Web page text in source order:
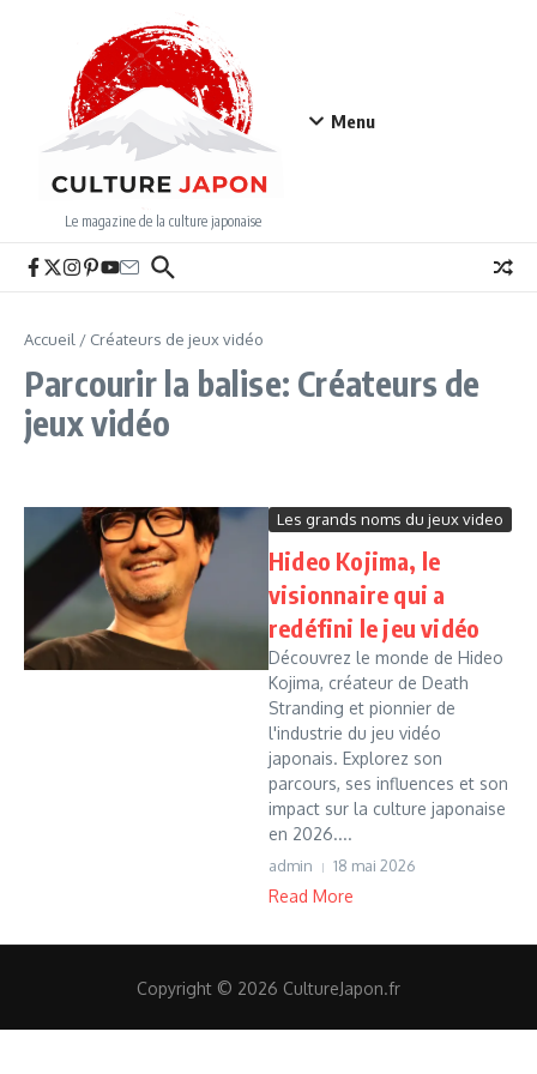
Le magazine de la culture japonaise
Menu
Accueil / Créateurs de jeux vidéo
Parcourir la balise: Créateurs de
jeux vidéo
Les grands noms du jeux video
Hideo Kojima, le
visionnaire qui a
redéfini le jeu vidéo
Découvrez le monde de Hideo
Kojima, créateur de Death
Stranding et pionnier de
l'industrie du jeu vidéo
japonais. Explorez son
parcours, ses influences et son
impact sur la culture japonaise
en 2026....
admin 18 mai 2026
Read More